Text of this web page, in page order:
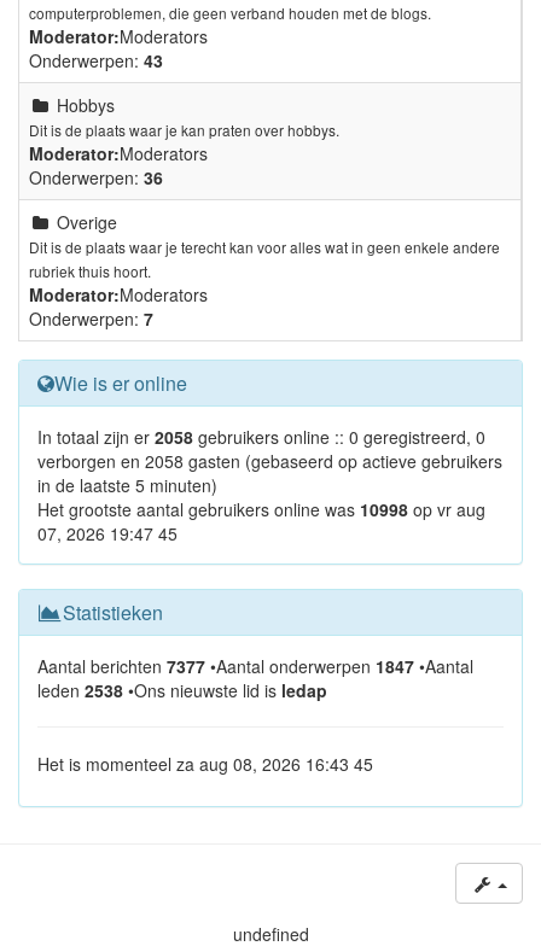
computerproblemen, die geen verband houden met de blogs.
Moderator:Moderators
Onderwerpen: 43
Hobbys
Dit is de plaats waar je kan praten over hobbys.
Moderator:Moderators
Onderwerpen: 36
Overige
Dit is de plaats waar je terecht kan voor alles wat in geen enkele andere
rubriek thuis hoort.
Moderator:Moderators
Onderwerpen: 7
Wie is er online
In totaal zijn er 2058 gebruikers online :: 0 geregistreerd, 0
verborgen en 2058 gasten (gebaseerd op actieve gebruikers
in de laatste 5 minuten)
Het grootste aantal gebruikers online was 10998 op vr aug
07, 2026 19:47 45
Statistieken
Aantal berichten 7377 •Aantal onderwerpen 1847 •Aantal
leden 2538 •Ons nieuwste lid is ledap
Het is momenteel za aug 08, 2026 16:43 45
undefined